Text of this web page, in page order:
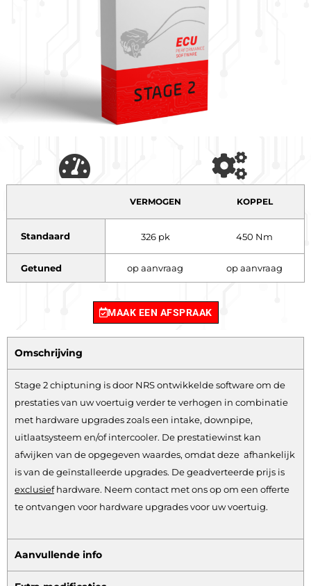
VERMOGEN KOPPEL
Standaard 326 pk 450 Nm
Getuned op aanvraag op aanvraag
MAAK EEN AFSPRAAK
Omschrijving
Stage 2 chiptuning is door NRS ontwikkelde software om de
prestaties van uw voertuig verder te verhogen in combinatie
met hardware upgrades zoals een intake, downpipe,
uitlaatsysteem en/of intercooler. De prestatiewinst kan
afwijken van de opgegeven waardes, omdat deze afhankelijk
is van de geïnstalleerde upgrades. De geadverteerde prijs is
exclusiefhardware. Neem contact met ons op om een offerte
te ontvangen voor hardware upgrades voor uw voertuig.
Aanvullende info